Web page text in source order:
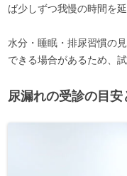
ば少しずつ我慢の時間を
水分・睡眠・排尿習慣の
できる場合があるため、
尿漏れの受診の目